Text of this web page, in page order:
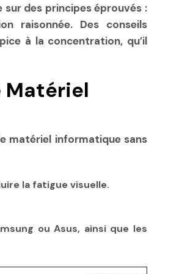
des principes éprouvés :
raisonnée. Des conseils
à la concentration, qu’il
Matériel
matériel informatique sans
la fatigue visuelle.
ou Asus, ainsi que les